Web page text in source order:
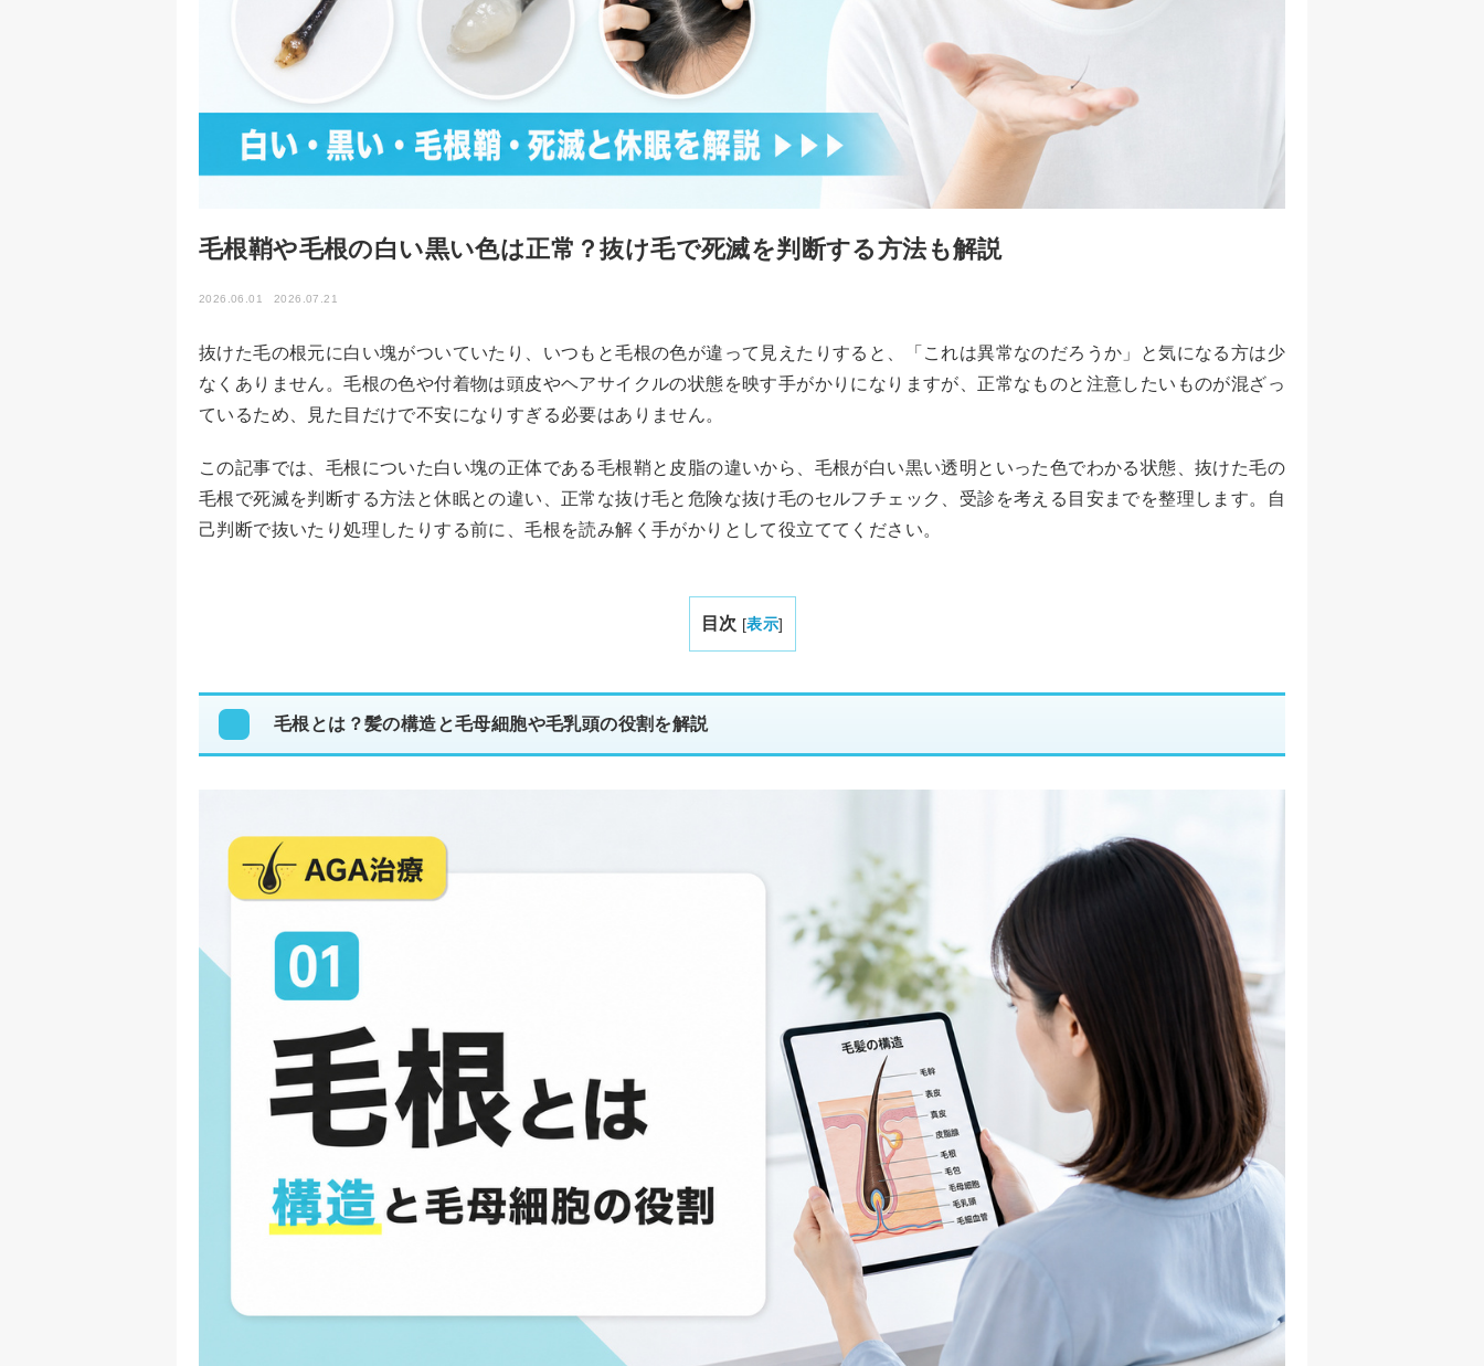
毛根鞘や毛根の白い黒い色は正常？抜け毛で死滅を判断する方法も解説
2026.06.01 2026.07.21
抜けた毛の根元に白い塊がついていたり、いつもと毛根の色が違って見えたりすると、「これは異常なのだろうか」と気になる方は少
なくありません。毛根の色や付着物は頭皮やヘアサイクルの状態を映す手がかりになりますが、正常なものと注意したいものが混ざっ
ているため、見た目だけで不安になりすぎる必要はありません。
この記事では、毛根についた白い塊の正体である毛根鞘と皮脂の違いから、毛根が白い黒い透明といった色でわかる状態、抜けた毛の
毛根で死滅を判断する方法と休眠との違い、正常な抜け毛と危険な抜け毛のセルフチェック、受診を考える目安までを整理します。自
己判断で抜いたり処理したりする前に、毛根を読み解く手がかりとして役立ててください。
目次 [表示]
毛根とは？髪の構造と毛母細胞や毛乳頭の役割を解説